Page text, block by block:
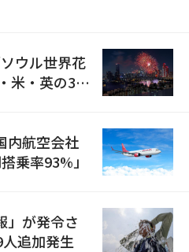
ウル世界花
米・英の3カ
内航空会社
乗率93%」
」が発令さ
追加発生